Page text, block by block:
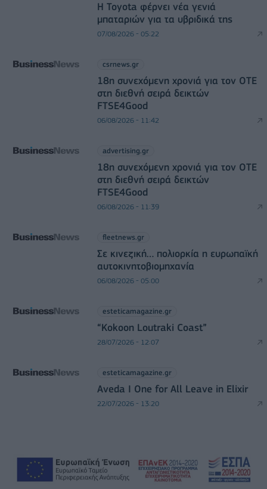
Η Toyota φέρνει νέα γενιά
μπαταριών για τα υβριδικά της
07/08/2026 - 05:22
csrnews.gr
18η συνεχόμενη χρονιά για τον ΟΤΕ
στη διεθνή σειρά δεικτών
FTSE4Good
06/08/2026 - 11:42
advertising.gr
18η συνεχόμενη χρονιά για τον ΟΤΕ
στη διεθνή σειρά δεικτών
FTSE4Good
06/08/2026 - 11:39
fleetnews.gr
Σε κινεζική… πολιορκία η ευρωπαϊκή
αυτοκινητοβιομηχανία
06/08/2026 - 05:00
esteticamagazine.gr
“Kokoon Loutraki Coast”
28/07/2026 - 12:07
esteticamagazine.gr
Aveda I One for All Leave in Elixir
22/07/2026 - 13:20